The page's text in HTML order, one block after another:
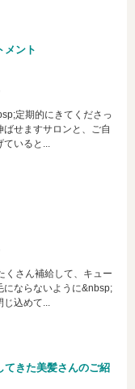
メント
定期的にきてくださっ
せますサロンと、ご自
いると...
くさん補給して、キュー
にならないように&nbsp;
込めて...
てきた美髪さんのご紹